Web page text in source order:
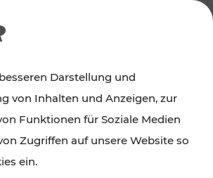
und das Burgenland
Darstellung und
von Inhalten und Anzeigen, zur
Funktionen für Soziale Medien
Zugriffen auf unsere Website so
ein.